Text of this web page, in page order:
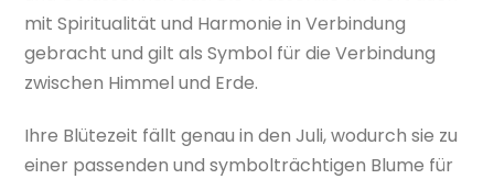
mit Spiritualität und Harmonie in Verbindung
gebracht und gilt als Symbol für die Verbindung
zwischen Himmel und Erde.
Ihre Blütezeit fällt genau in den Juli, wodurch sie zu
einer passenden und symbolträchtigen Blume für